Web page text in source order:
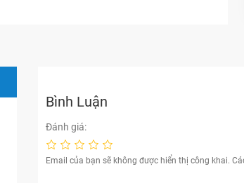
Bình Luận
Đánh giá:
Email của bạn sẽ không được hiển thị công khai.